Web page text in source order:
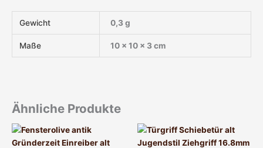
Gewicht 0,3 g
Maße 10 × 10 × 3 cm
Ähnliche Produkte